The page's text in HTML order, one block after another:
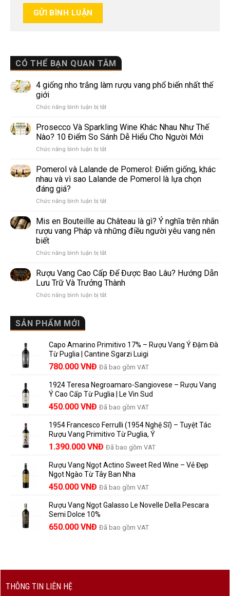
CÓ THỂ BẠN QUAN TÂM
4 giống nho trắng làm rượu vang phổ biến nhất thế
giới
Chức năng bình luận bị tắtở
giống
nho
trắng
làm
vang
phổ
thế
Prosecco Và Sparkling Wine Khác Nhau Như Thế
Nào? 10 Điểm So Sánh Dễ Hiểu Cho Người Mới
Chức năng bình luận bị tắtở
Và
Sparkling
Wine
Nhau
Thế
Nào?
So
Dễ
Hiểu
Người
Pomerol và Lalande de Pomerol: Điểm giống, khác
nhau và vì sao Lalande de Pomerol là lựa chọn
đáng giá?
Chức năng bình luận bị tắtở
và
Lalande
de
Điểm
khác
nhau
vì
lựa
chọn
đáng
Mis en Bouteille au Château là gì? Ý nghĩa trên nhãn
rượu vang Pháp và những điều người yêu vang nên
biết
Chức năng bình luận bị tắtở
en
Bouteille
au
Château
nhãn
rượu
vang
và
những
người
vang
nên
biết
Rượu Vang Cao Cấp Để Được Bao Lâu? Hướng Dẫn
Lưu Trữ Và Trưởng Thành
Chức năng bình luận bị tắtở
Được
Bao
Lâu?
Dẫn
Lưu
Trữ
Và
Thành
SẢN PHẨM MỚI
Capo Amarino Primitivo 17% – Rượu Vang Ý Đậm Đà
Từ Puglia | Cantine Sgarzi Luigi
Giá
là:
858.000 VNĐ.
780.000 VNĐ Giá
tại
là:
780.000 VNĐ.
Đã bao gồm VAT
1924 Teresa Negroamaro-Sangiovese – Rượu Vang
Ý Cao Cấp Từ Puglia | Le Vin Sud
Giá
là:
495.000 VNĐ.
450.000 VNĐ Giá
tại
là:
450.000 VNĐ.
Đã bao gồm VAT
1954 Francesco Ferrulli (1954 Nghệ Sĩ) – Tuyệt Tác
Rượu Vang Primitivo Từ Puglia, Ý
Giá
là:
1.529.000 VNĐ.
1.390.000 VNĐ Giá
tại
là:
1.390.000 VNĐ.
Đã bao gồm VAT
Rượu Vang Ngọt Actino Sweet Red Wine – Vẻ Đẹp
Ngọt Ngào Từ Tây Ban Nha
450.000 VNĐ Đã bao gồm VAT
Rượu Vang Ngọt Galasso Le Novelle Della Pescara
Semi Dolce 10%
650.000 VNĐ Đã bao gồm VAT
THÔNG TIN LIÊN HỆ